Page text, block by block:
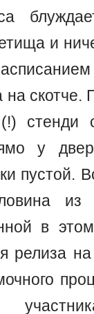
и
скотче.
стенди
у
пустой.
из
в
релиза